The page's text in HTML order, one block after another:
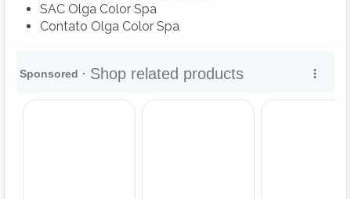
SAC Olga Color Spa
Contato Olga Color Spa